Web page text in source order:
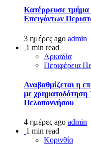
Kατέρρευσε
Επειγόντων
3 ημέρες ago admin
1 min read
Αρκαδία
Περιφέρεια
Αναβαθμίζεται η
με χρηματοδότηση
Πελοποννήσου
4 ημέρες ago admin
1 min read
Κορινθία